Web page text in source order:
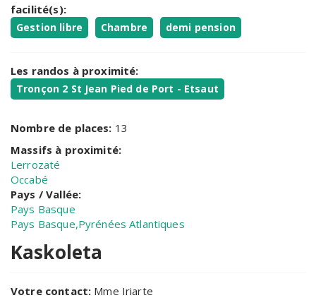
facilité(s):
Gestion libre Chambre demi pension
Les randos à proximité:
Tronçon 2 St Jean Pied de Port - Etsaut
Nombre de places: 13
Massifs à proximité:
Lerrozaté
Occabé
Pays / Vallée:
Pays Basque
Pays Basque,Pyrénées Atlantiques
Kaskoleta
Votre contact: Mme Iriarte